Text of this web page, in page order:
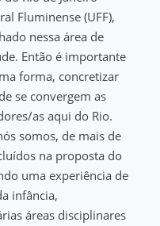
Fluminense (UFF),
nessa área de
Então é importante
forma, concretizar
se convergem as
as aqui do Rio.
somos, de mais de
na proposta do
uma experiência de
infância,
áreas disciplinares